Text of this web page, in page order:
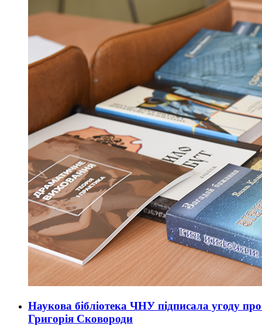
Наукова бібліотека ЧНУ підписала угоду
Григорія Сковороди